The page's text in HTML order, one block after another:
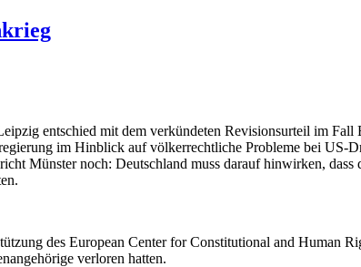
entschied mit dem verkündeten Revisionsurteil im Fall
im Hinblick auf völkerrechtliche Probleme bei US-
Münster noch: Deutschland muss darauf hinwirken,
des European Center for Constitutional and Human
verloren hatten.